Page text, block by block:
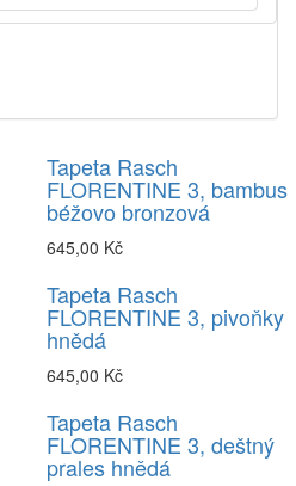
Tapeta Rasch
FLORENTINE 3, bambus
béžovo bronzová
645,00 Kč
Tapeta Rasch
FLORENTINE 3, pivoňky
hnědá
645,00 Kč
Tapeta Rasch
FLORENTINE 3, deštný
prales hnědá